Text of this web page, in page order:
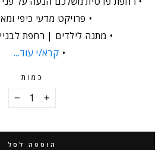
פרויקט מדעי כיפי
מתנה לילדים | רחפת
קרא/י עוד...
כמות
− +
הוספה לסל